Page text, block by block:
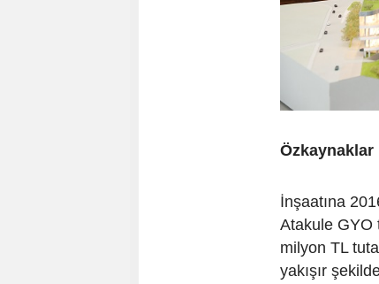
Özkaynaklar
İnşaatına
Atakule GYO
milyon TL
yakışır